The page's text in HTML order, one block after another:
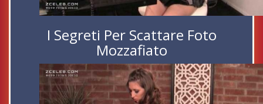
I Segreti Per Scattare Foto
Mozzafiato